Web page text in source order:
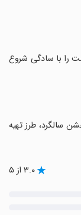
را با سادگی شروع
سالگرد، طرز تهیه
۳.۰ از ۵